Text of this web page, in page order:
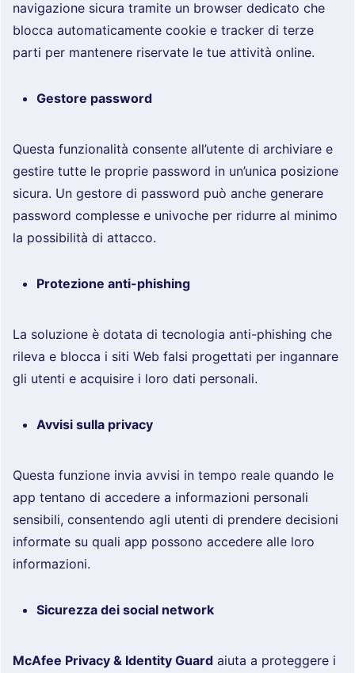
navigazione sicura tramite un browser dedicato che
blocca automaticamente cookie e tracker di terze
parti per mantenere riservate le tue attività online.
Gestore password
Questa funzionalità consente all’utente di archiviare e
gestire tutte le proprie password in un’unica posizione
sicura. Un gestore di password può anche generare
password complesse e univoche per ridurre al minimo
la possibilità di attacco.
Protezione anti-phishing
La soluzione è dotata di tecnologia anti-phishing che
rileva e blocca i siti Web falsi progettati per ingannare
gli utenti e acquisire i loro dati personali.
Avvisi sulla privacy
Questa funzione invia avvisi in tempo reale quando le
app tentano di accedere a informazioni personali
sensibili, consentendo agli utenti di prendere decisioni
informate su quali app possono accedere alle loro
informazioni.
Sicurezza dei social network
McAfee Privacy & Identity Guard aiuta a proteggere i